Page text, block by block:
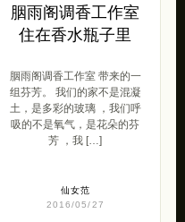
胭雨阁调香工作室
住在香水瓶子里
胭雨阁调香工作室 带来的一
组芬芳。 我们的家不是混凝
土，是多彩的玻璃 ，我们呼
吸的不是氧气，是花朵的芬
芳 ，我 […]
仙女范
2016/05/27